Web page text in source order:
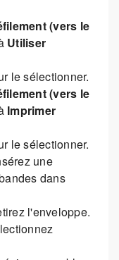
(vers le
Utiliser
le sélectionner.
(vers le
Imprimer
le sélectionner.
une
dans
l'enveloppe.